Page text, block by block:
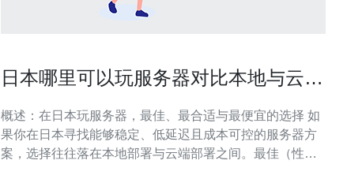
日本哪里可以玩服务器对比本地与云端
概述：在日本玩服务器，最佳、最合适与最便宜的选择 如
果你在日本寻找能够稳定、低延迟且成本可控的服务器方
案，选择往往落在本地部署与云端部署之间。最佳（性能